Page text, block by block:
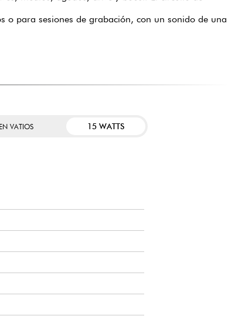
o para sesiones de grabación, con un sonido de una
VATIOS 15 WATTS